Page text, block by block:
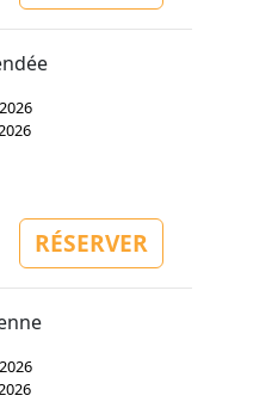
RÉSERVER